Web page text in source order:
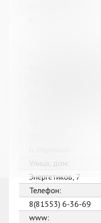
Улица, дом:
Энергетиков, 7
Телефон:
8(81553) 6-36-69
www: